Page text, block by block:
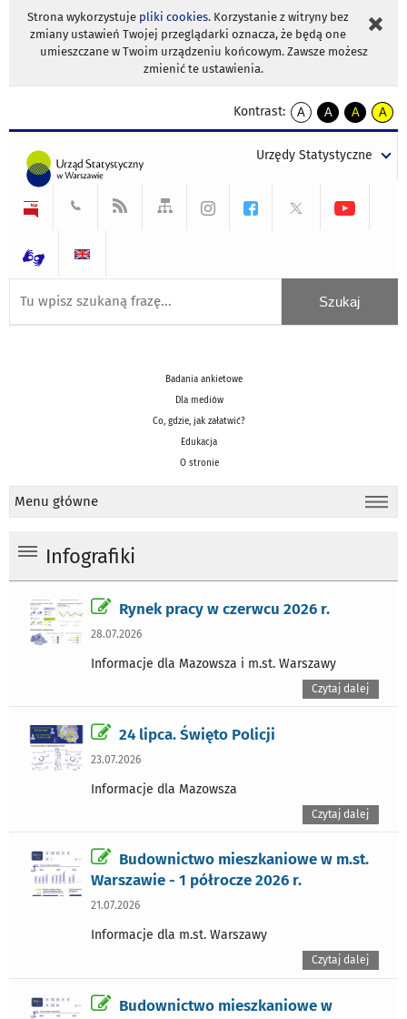
Strona wykorzystuje pliki cookies. Korzystanie z witryny bez
zmiany ustawień Twojej przeglądarki oznacza, że będą one
umieszczane w Twoim urządzeniu końcowym. Zawsze możesz
zmienić te ustawienia.
Kontrast:
A
kontrast
A
kontrast
tekst
czarnym
A
kontrast
tekst
czarnym
A
tekst
żółtym
Urzędy Statystyczne
Badania ankietowe
Dla mediów
Co, gdzie, jak załatwić?
Edukacja
O stronie
Menu główne
Infografiki
Rynek pracy w czerwcu 2026 r.
28.07.2026
Informacje dla Mazowsza i m.st. Warszawy
Czytaj dalej
24 lipca. Święto Policji
23.07.2026
Informacje dla Mazowsza
Czytaj dalej
Budownictwo mieszkaniowe w m.st.
Warszawie - 1 półrocze 2026 r.
21.07.2026
Informacje dla m.st. Warszawy
Czytaj dalej
Budownictwo mieszkaniowe w